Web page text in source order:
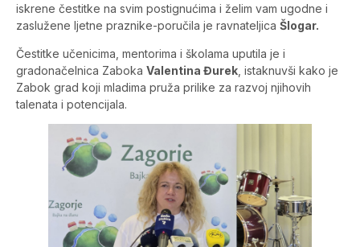
iskrene čestitke na svim postignućima i želim vam ugodne i
zaslužene ljetne praznike-poručila je ravnateljica Šlogar.
Čestitke učenicima, mentorima i školama uputila je i
gradonačelnica Zaboka Valentina Đurek , istaknuvši kako je
Zabok grad koji mladima pruža prilike za razvoj njihovih
talenata i potencijala.